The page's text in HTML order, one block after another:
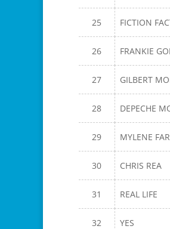
25 FICTION
26 FRANKIE
27 GILBERT
28 DEPECHE
29 MYLENE
30 CHRIS REA
31 REAL LIFE
32 YES